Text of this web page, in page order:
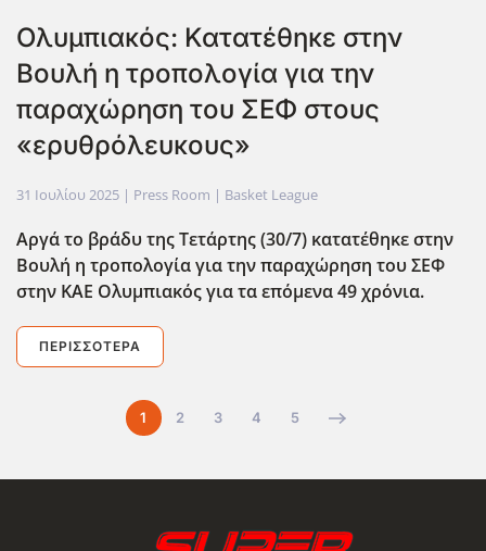
Ολυμπιακός: Κατατέθηκε στην
Βουλή η τροπολογία για την
παραχώρηση του ΣΕΦ στους
«ερυθρόλευκους»
31 Ιουλίου 2025 | Press Room | Basket League
Αργά το βράδυ της Τετάρτης (30/7) κατατέθηκε στην
Βουλή η τροπολογία για την παραχώρηση του ΣΕΦ
στην ΚΑΕ Ολυμπιακός για τα επόμενα 49 χρόνια.
ΠΕΡΙΣΣΌΤΕΡΑ
1 2 3 4 5